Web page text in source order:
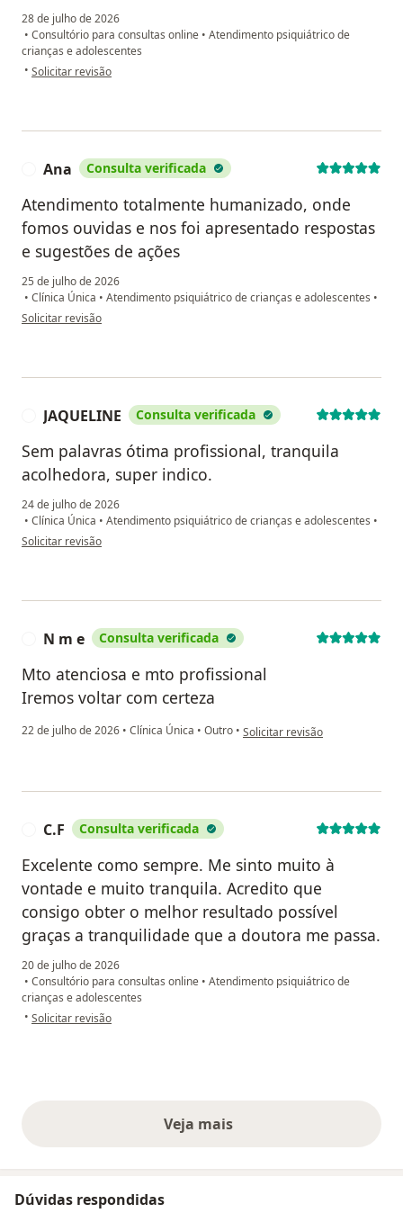
28 de julho de 2026
• Consultório para consultas online • Atendimento psiquiátrico de
crianças e adolescentes
• na opinião do utilizador Detiane
Solicitar revisão
Ana Consulta verificada
Atendimento totalmente humanizado, onde
fomos ouvidas e nos foi apresentado respostas
e sugestões de ações
25 de julho de 2026
• Clínica Única • Atendimento psiquiátrico de crianças e adolescentes •
na opinião do utilizador Ana
Solicitar revisão
JAQUELINE Consulta verificada
Sem palavras ótima profissional, tranquila
acolhedora, super indico.
24 de julho de 2026
• Clínica Única • Atendimento psiquiátrico de crianças e adolescentes •
na opinião do utilizador JAQUELINE
Solicitar revisão
N m e Consulta verificada
Mto atenciosa e mto profissional
Iremos voltar com certeza
22 de julho de 2026 • Clínica Única • Outro • na opinião do utilizador N m e
Solicitar revisão
C.F Consulta verificada
Excelente como sempre. Me sinto muito à
vontade e muito tranquila. Acredito que
consigo obter o melhor resultado possível
graças a tranquilidade que a doutora me passa.
20 de julho de 2026
• Consultório para consultas online • Atendimento psiquiátrico de
crianças e adolescentes
• na opinião do utilizador C.F
Solicitar revisão
Veja maisopiniões acima
Dúvidas respondidas